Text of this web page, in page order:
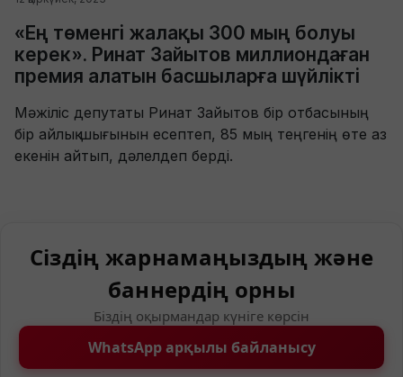
«Ең төменгі жалақы 300 мың болуы
керек». Ринат Зайытов миллиондаған
премия алатын басшыларға шүйлікті
Мәжіліс депутаты Ринат Зайытов бір отбасының
бір айлық шығынын есептеп, 85 мың теңгенің өте аз
екенін айтып, дәлелдеп берді.
Сіздің жарнамаңыздың және
баннердің орны
Біздің оқырмандар күніге көрсін
WhatsApp арқылы байланысу